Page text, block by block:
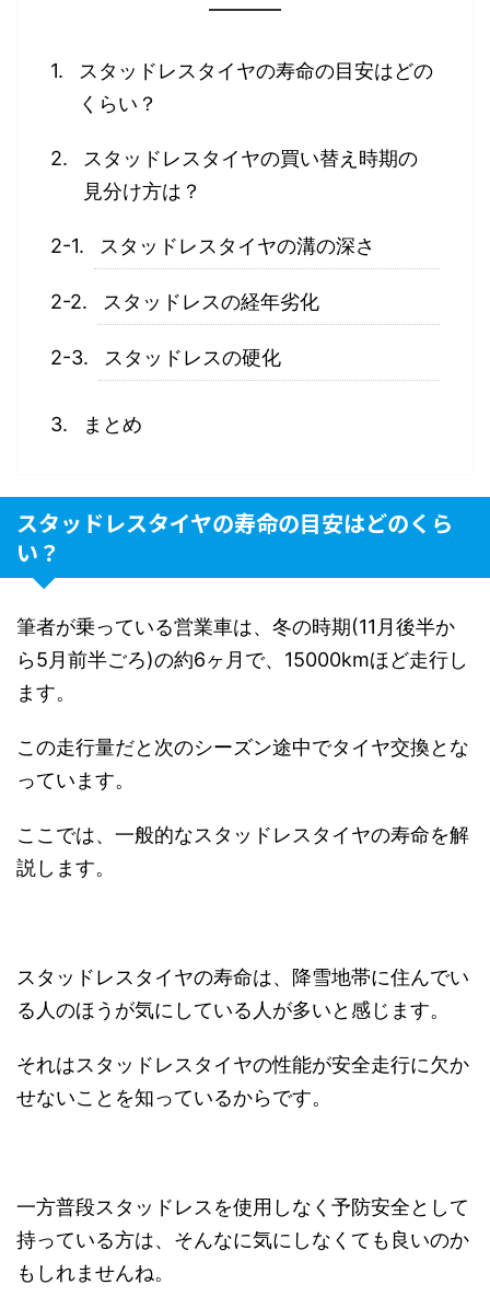
スタッドレスタイヤの寿命の目安はどの
くらい？
スタッドレスタイヤの買い替え時期の
見分け方は？
スタッドレスタイヤの溝の深さ
スタッドレスの経年劣化
スタッドレスの硬化
まとめ
スタッドレスタイヤの寿命の目安はどのくら
い？
筆者が乗っている営業車は、冬の時期(11月後半か
ら5月前半ごろ)の約6ヶ月で、15000kmほど走行し
ます。
この走行量だと次のシーズン途中でタイヤ交換とな
っています。
ここでは、一般的なスタッドレスタイヤの寿命を解
説します。
スタッドレスタイヤの寿命は、降雪地帯に住んでい
る人のほうが気にしている人が多いと感じます。
それはスタッドレスタイヤの性能が安全走行に欠か
せないことを知っているからです。
一方普段スタッドレスを使用しなく予防安全として
持っている方は、そんなに気にしなくても良いのか
もしれませんね。